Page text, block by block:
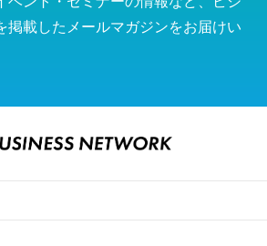
掲載したメールマガジンをお届けい